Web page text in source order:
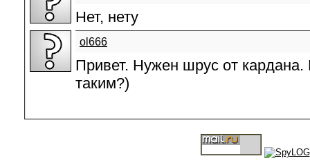
Нет, нету
ol666
Привет. Нужен шрус от кардана.
таким?)